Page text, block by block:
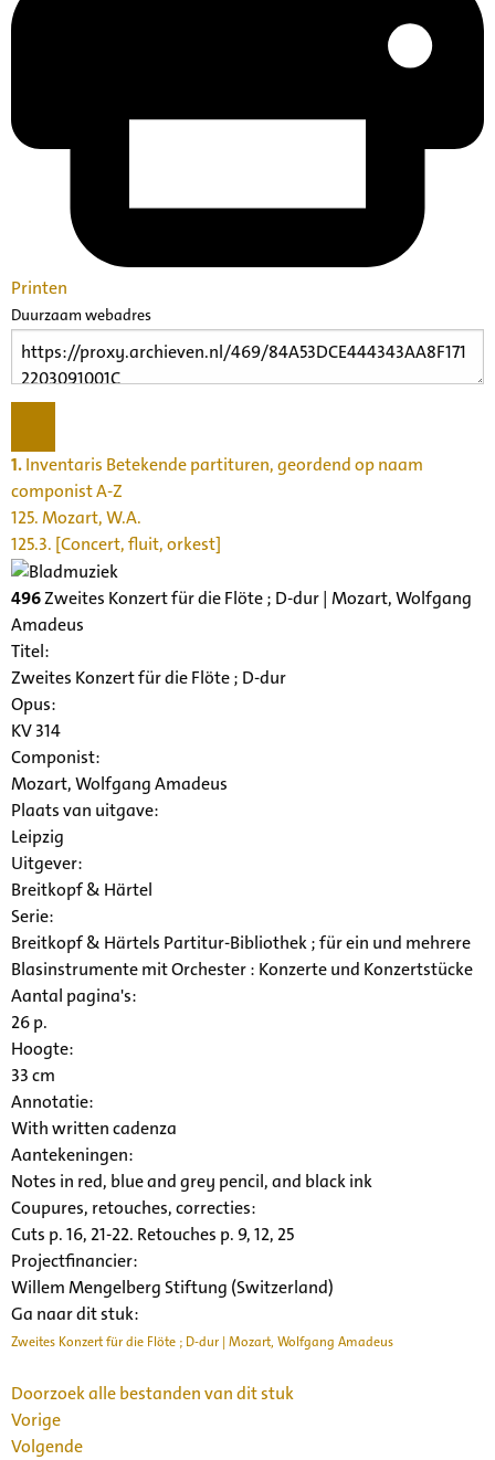
Printen
Duurzaam webadres
1.Inventaris Betekende partituren, geordend op naam
componist A-Z
125. Mozart, W.A.
125.3. [Concert, fluit, orkest]
496Zweites Konzert für die Flöte ; D-dur | Mozart, Wolfgang
Amadeus
Titel:
Zweites Konzert für die Flöte ; D-dur
Opus:
KV 314
Componist:
Mozart, Wolfgang Amadeus
Plaats van uitgave:
Leipzig
Uitgever:
Breitkopf & Härtel
Serie:
Breitkopf & Härtels Partitur-Bibliothek ; für ein und mehrere
Blasinstrumente mit Orchester : Konzerte und Konzertstücke
Aantal pagina's:
26 p.
Hoogte:
33 cm
Annotatie:
With written cadenza
Aantekeningen:
Notes in red, blue and grey pencil, and black ink
Coupures, retouches, correcties:
Cuts p. 16, 21-22. Retouches p. 9, 12, 25
Projectfinancier:
Willem Mengelberg Stiftung (Switzerland)
Ga naar dit stuk:
Zweites Konzert für die Flöte ; D-dur | Mozart, Wolfgang Amadeus
Doorzoek alle bestanden van dit stuk
Vorige
Volgende